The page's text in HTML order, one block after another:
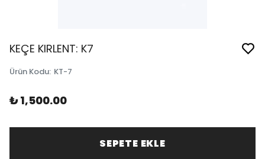
KEÇE KIRLENT: K7
Ürün Kodu: KT-7
₺ 1,500.00
SEPETE EKLE